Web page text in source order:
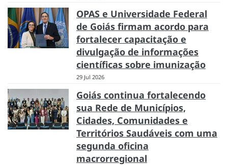
OPAS e Universidade Federal
de Goiás firmam acordo para
fortalecer capacitação e
divulgação de informações
científicas sobre imunização
29 Jul 2026
Goiás continua fortalecendo
sua Rede de Municípios,
Cidades, Comunidades e
Territórios Saudáveis com uma
segunda oficina
macrorregional